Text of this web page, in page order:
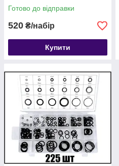
Готово до відправки
520 ₴/набір
Купити